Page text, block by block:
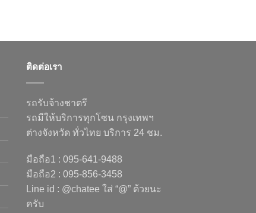
ติดต่อเรา
รถรับจ้างชาตรี
รถมีให้บริการทุกโซน กรุงเทพฯ
ต่างจังหวัด ทั่วไทย บริการ 24 ชม.
มือถือ1 : 095-641-9488
มือถือ2 : 095-856-3458
Line id : @chatee ใส่ “@” ด้วยนะ
ครับ